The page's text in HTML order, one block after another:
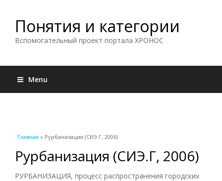
Понятия и категории
Вспомогательный проект портала ХРОНОС
Menu
Вы здесь
Главная » Рурбанизация (СИЭ.Г, 2006)
Рурбанизация (СИЭ.Г, 2006)
РУРБАНИЗАЦИЯ, процесс распространения городских